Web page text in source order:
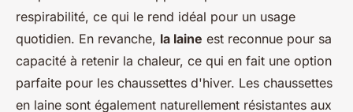
respirabilité, ce qui le rend idéal pour un usage
quotidien. En revanche, la laine est reconnue pour sa
capacité à retenir la chaleur, ce qui en fait une option
parfaite pour les chaussettes d'hiver. Les chaussettes
en laine sont également naturellement résistantes aux